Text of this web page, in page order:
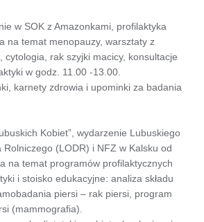
w SOK z Amazonkami, profilaktyka
na temat menopauzy, warsztaty z
cytologia, rak szyjki macicy, konsultacje
w godz. 11.00 -13.00.
karnety zdrowia i upominki za badania
Kobiet”, wydarzenie Lubuskiego
(LODR) i NFZ w Kalsku od
na temat programów profilaktycznych
i stoisko edukacyjne: analiza składu
piersi – rak piersi, program
(mammografia).